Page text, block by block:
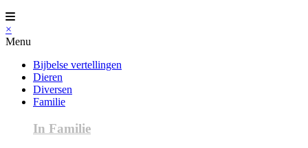
×
Menu
Bijbelse vertellingen
Dieren
Diversen
Familie
In Familie